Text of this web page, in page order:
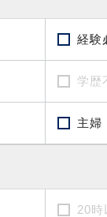
経験
学歴
主婦
20時